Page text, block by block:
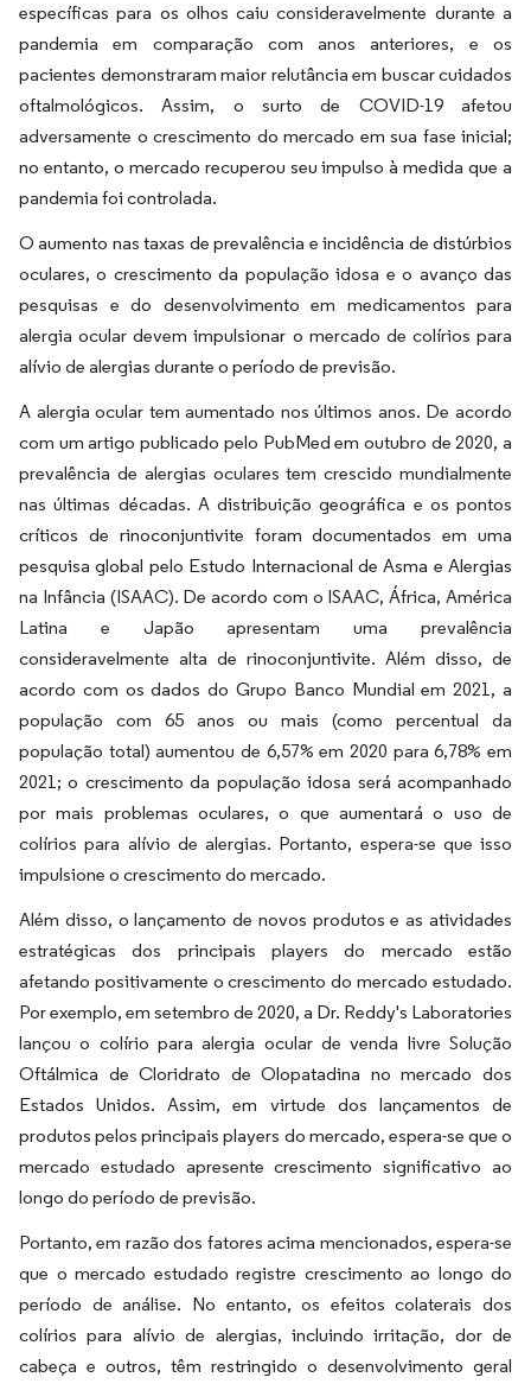
específicas para os olhos caiu consideravelmente durante a
pandemia em comparação com anos anteriores, e os
pacientes demonstraram maior relutância em buscar cuidados
oftalmológicos. Assim, o surto de COVID-19 afetou
adversamente o crescimento do mercado em sua fase inicial;
no entanto, o mercado recuperou seu impulso à medida que a
pandemia foi controlada.
O aumento nas taxas de prevalência e incidência de distúrbios
oculares, o crescimento da população idosa e o avanço das
pesquisas e do desenvolvimento em medicamentos para
alergia ocular devem impulsionar o mercado de colírios para
alívio de alergias durante o período de previsão.
A alergia ocular tem aumentado nos últimos anos. De acordo
com um artigo publicado pelo PubMed em outubro de 2020, a
prevalência de alergias oculares tem crescido mundialmente
nas últimas décadas. A distribuição geográfica e os pontos
críticos de rinoconjuntivite foram documentados em uma
pesquisa global pelo Estudo Internacional de Asma e Alergias
na Infância (ISAAC). De acordo com o ISAAC, África, América
Latina e Japão apresentam uma prevalência
consideravelmente alta de rinoconjuntivite. Além disso, de
acordo com os dados do Grupo Banco Mundial em 2021, a
população com 65 anos ou mais (como percentual da
população total) aumentou de 6,57% em 2020 para 6,78% em
2021; o crescimento da população idosa será acompanhado
por mais problemas oculares, o que aumentará o uso de
colírios para alívio de alergias. Portanto, espera-se que isso
impulsione o crescimento do mercado.
Além disso, o lançamento de novos produtos e as atividades
estratégicas dos principais players do mercado estão
afetando positivamente o crescimento do mercado estudado.
Por exemplo, em setembro de 2020, a Dr. Reddy's Laboratories
lançou o colírio para alergia ocular de venda livre Solução
Oftálmica de Cloridrato de Olopatadina no mercado dos
Estados Unidos. Assim, em virtude dos lançamentos de
produtos pelos principais players do mercado, espera-se que o
mercado estudado apresente crescimento significativo ao
longo do período de previsão.
Portanto, em razão dos fatores acima mencionados, espera-se
que o mercado estudado registre crescimento ao longo do
período de análise. No entanto, os efeitos colaterais dos
colírios para alívio de alergias, incluindo irritação, dor de
cabeça e outros, têm restringido o desenvolvimento geral